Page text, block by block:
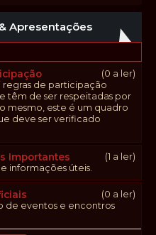
Apresentações
(0 a ler)
regras de participação
têm de ser respeitadas por
mesmo, este é um quadro
deve ser verificado
Importantes
(1 a ler)
informações úteis.
(0 a ler)
de eventos e encontros